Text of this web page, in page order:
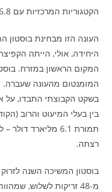
הקטגוריות המרכזיות עם 26.8 נקודות, 8.7 ריבאונדים, 6 אסיסטים.
העונה הזו מבחינת
היחידה, אולי, הייתה
המקום הראשון במזרח.
המומנטום מהעונה
בשקט הקבוצתי התבדו, על
בין בעלי המיעוט והרוב
תמורת 6.1 מליארד
רצתה.
בוסטון המשיכה השנה